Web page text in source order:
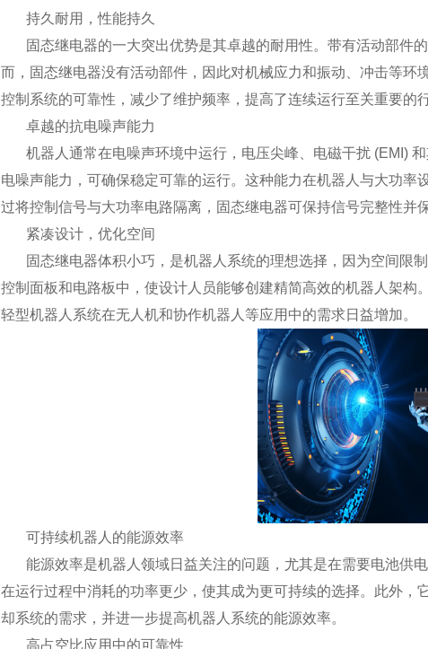
持久耐用，性能持久
固态继电器的一大突出优势是其卓越的耐用性。带有活动部件
而，固态继电器没有活动部件，因此对机械应力和振动、冲击等
控制系统的可靠性，减少了维护频率，提高了连续运行至关重要的
卓越的抗电噪声能力
机器人通常在电噪声环境中运行，电压尖峰、电磁干扰 (EMI)
电噪声能力，可确保稳定可靠的运行。这种能力在机器人与大功
过将控制信号与大功率电路隔离，固态继电器可保持信号完整性并
紧凑设计，优化空间
固态继电器体积小巧，是机器人系统的理想选择，因为空间限
控制面板和电路板中，使设计人员能够创建精简高效的机器人架构
轻型机器人系统在无人机和协作机器人等应用中的需求日益增加。
可持续机器人的能源效率
能源效率是机器人领域日益关注的问题，尤其是在需要电池供
在运行过程中消耗的功率更少，使其成为更可持续的选择。此外，
却系统的需求，并进一步提高机器人系统的能源效率。
高占空比应用中的可靠性